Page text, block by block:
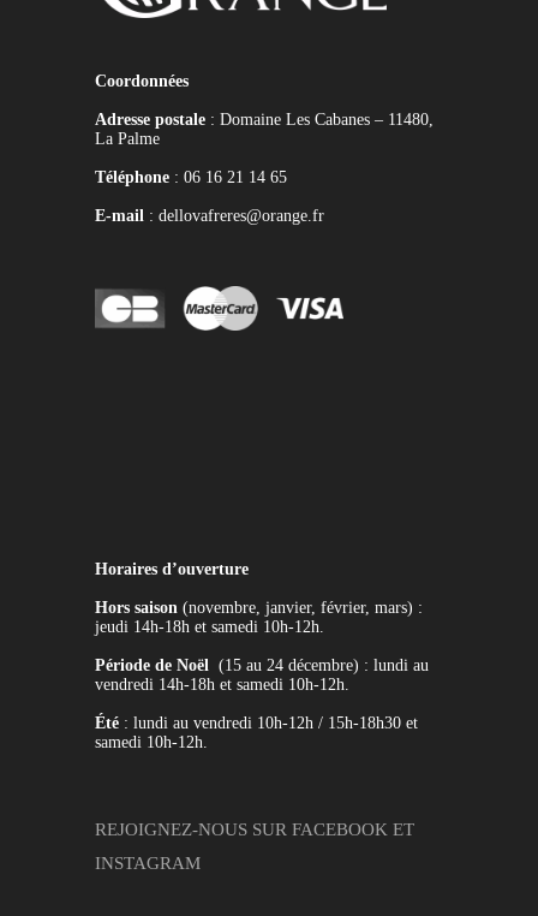
Coordonnées
Adresse postale : Domaine Les Cabanes – 11480,
La Palme
Téléphone : 06 16 21 14 65
E-mail : dellovafreres@orange.fr
Horaires d’ouverture
Hors saison (novembre, janvier, février, mars) :
jeudi 14h-18h et samedi 10h-12h.
Période de Noël (15 au 24 décembre) : lundi au
vendredi 14h-18h et samedi 10h-12h.
Été : lundi au vendredi 10h-12h / 15h-18h30 et
samedi 10h-12h.
REJOIGNEZ-NOUS SUR FACEBOOK ET
INSTAGRAM